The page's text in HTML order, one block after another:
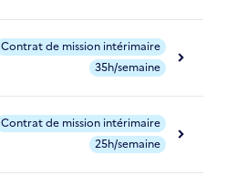
Contrat de mission intérimaire
35h/semaine
Contrat de mission intérimaire
25h/semaine